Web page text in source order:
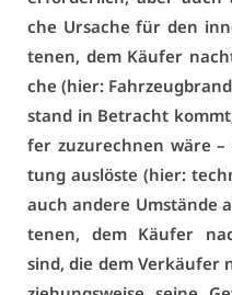
che Ur­sa­che für den
te­nen, dem Käu­fer
che (hier:
stand in Be­tracht
fer zu­zu­rech­nen wä­re
tung aus­lös­te (hier:
auch an­de­re Um­stän­de
te­nen, dem Käu­fer
sind, die dem